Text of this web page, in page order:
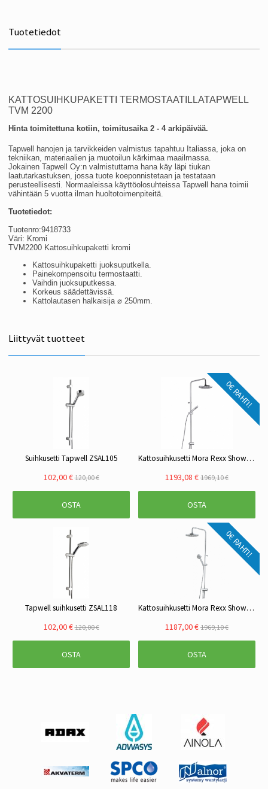
Tuotetiedot
KATTOSUIHKUPAKETTI TERMOSTAATILLATAPWELL
TVM 2200
Hinta toimitettuna kotiin, toimitusaika 2 - 4 arkipäivää.
Tapwell hanojen ja tarvikkeiden valmistus tapahtuu Italiassa, joka on
tekniikan, materiaalien ja muotoilun kärkimaa maailmassa.
Jokainen Tapwell Oy:n valmistuttama hana käy läpi tiukan
laatutarkastuksen, jossa tuote koeponnistetaan ja testataan
perusteellisesti. Normaaleissa käyttöolosuhteissa Tapwell hana toimii
vähintään 5 vuotta ilman huoltotoimenpiteitä.
Tuotetiedot:
Tuotenro:9418733
Väri: Kromi
TVM2200 Kattosuihkupaketti kromi
Kattosuihkupaketti juoksuputkella.
Painekompensoitu termostaatti.
Vaihdin juoksuputkessa.
Korkeus säädettävissä.
Kattolautasen halkaisija ⌀ 250mm.
Liittyvät tuotteet
Suihkusetti Tapwell ZSAL105
102,00 € 120,00 €
OSTA
0€ RAHTI!
Kattosuihkusetti Mora Rexx Shower System S6 kromi
1193,08 € 1969,10 €
OSTA
Tapwell suihkusetti ZSAL118
102,00 € 120,00 €
OSTA
0€ RAHTI!
Kattosuihkusetti Mora Rexx Shower System S5 kromi
1187,00 € 1969,10 €
OSTA